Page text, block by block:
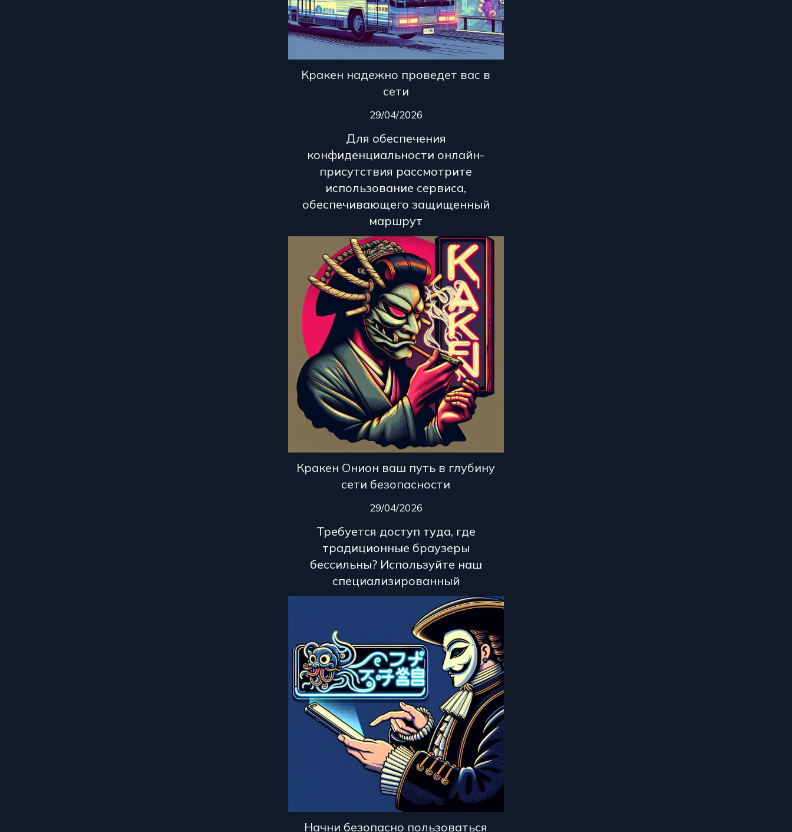
Кракен надежно проведет вас в
сети
29/04/2026
Для обеспечения
конфиденциальности онлайн-
присутствия рассмотрите
использование сервиса,
обеспечивающего защищенный
маршрут
Кракен Онион ваш путь в глубину
сети безопасности
29/04/2026
Требуется доступ туда, где
традиционные браузеры
бессильны? Используйте наш
специализированный
Начни безопасно пользоваться